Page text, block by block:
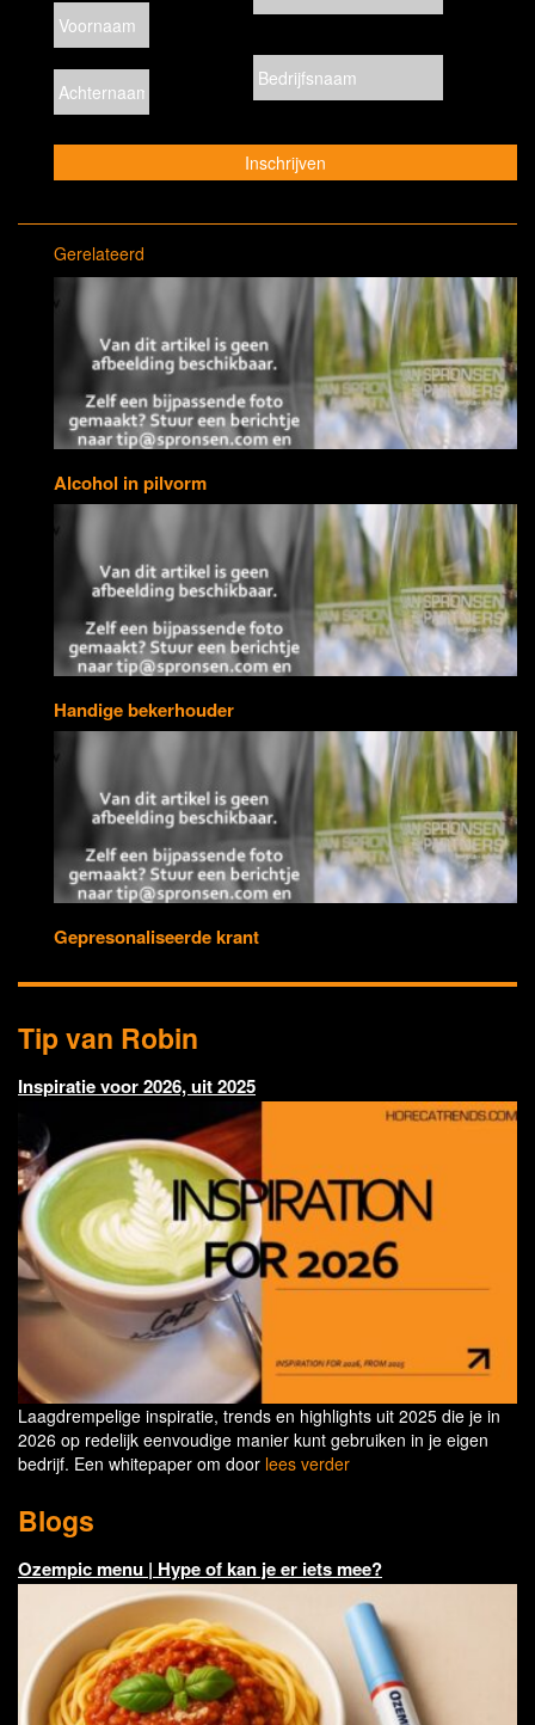
Gerelateerd
Alcohol in pilvorm
Handige bekerhouder
Gepresonaliseerde krant
Tip van Robin
Inspiratie voor 2026, uit 2025
Laagdrempelige inspiratie, trends en highlights uit 2025 die je in
2026 op redelijk eenvoudige manier kunt gebruiken in je eigen
bedrijf. Een whitepaper om door lees verder
Blogs
Ozempic menu | Hype of kan je er iets mee?